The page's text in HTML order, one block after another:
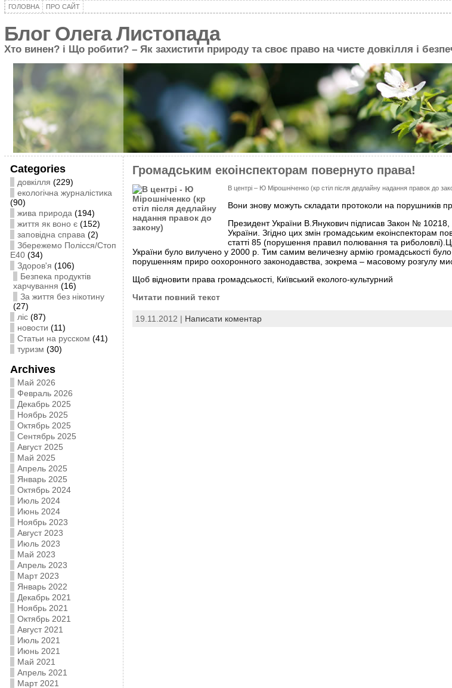
ГОЛОВНА ПРО САЙТ
Блог Олега Листопада
Хто винен? і Що робити? – Як захистити природу та своє право на чисте довкілля і
Categories
довкілля (229)
екологічна журналістика
(90)
жива природа (194)
життя як воно є(152)
заповідна справа (2)
Збережемо Полісся/Стоп
Е40(34)
Здоров'я (106)
Безпека продуктів
харчування (16)
За життя без нікотину
(27)
ліс(87)
новости (11)
Статьи на русском (41)
туризм (30)
Archives
Май 2026
Февраль 2026
Декабрь 2025
Ноябрь 2025
Октябрь 2025
Сентябрь 2025
Август 2025
Май 2025
Апрель 2025
Январь 2025
Октябрь 2024
Июль 2024
Июнь 2024
Ноябрь 2023
Август 2023
Июль 2023
Май 2023
Апрель 2023
Март 2023
Январь 2022
Декабрь 2021
Ноябрь 2021
Октябрь 2021
Август 2021
Июль 2021
Июнь 2021
Май 2021
Апрель 2021
Март 2021
Громадським екоінспекторам повернуто права!
В центрі – Ю Мірошніченко (кр стіл після дедлайну надання правок до
Вони знову можуть складати протоколи на порушників
Президент України В.Янукович підписав Закон №
України. Згідно цих змін громадським екоінспекторам
статті 85 (порушення правил полювання та риболовлі).Ці
України було вилучено у 2000 р. Тим самим величезну армію громадськості
порушенням приро оохоронного законодавства, зокрема – масовому розгулу
Щоб відновити права громадськості, Київський еколого-культурний
Читати повний текст
19.11.2012 | Написати коментар